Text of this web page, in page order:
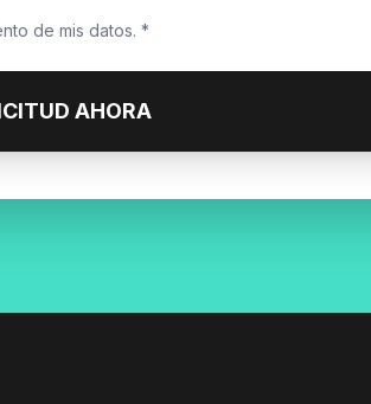
de mis datos. *
AHORA